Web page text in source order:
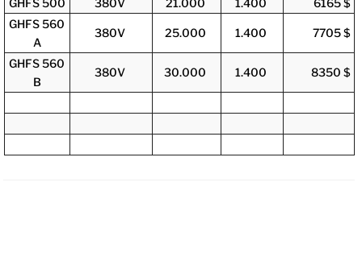
GHFS 560
A
380V 25.000 1.400 7705 $
GHFS 560
B
380V 30.000 1.400 8350 $